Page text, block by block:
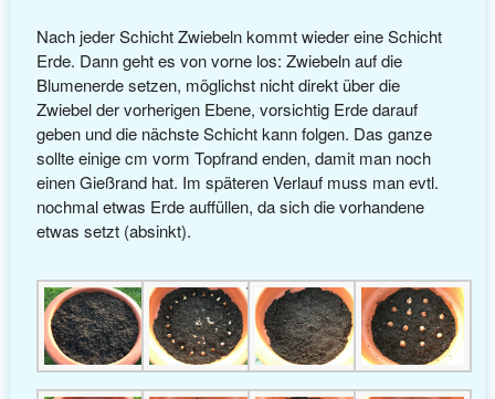
Nach jeder Schicht Zwiebeln kommt wieder eine Schicht
Erde. Dann geht es von vorne los: Zwiebeln auf die
Blumenerde setzen, möglichst nicht direkt über die
Zwiebel der vorherigen Ebene, vorsichtig Erde darauf
geben und die nächste Schicht kann folgen. Das ganze
sollte einige cm vorm Topfrand enden, damit man noch
einen Gießrand hat. Im späteren Verlauf muss man evtl.
nochmal etwas Erde auffüllen, da sich die vorhandene
etwas setzt (absinkt).